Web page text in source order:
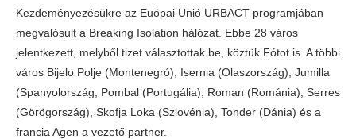
Kezdeményezésükre az Euópai Unió URBACT programjában
megvalósult a Breaking Isolation hálózat. Ebbe 28 város
jelentkezett, melyből tizet választottak be, köztük Fótot is. A többi
város Bijelo Polje (Montenegró), Isernia (Olaszország), Jumilla
(Spanyolország, Pombal (Portugália), Roman (Románia), Serres
(Görögország), Skofja Loka (Szlovénia), Tonder (Dánia) és a
francia Agen a vezető partner.